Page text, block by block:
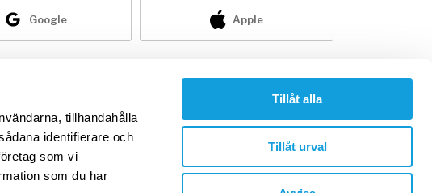
tillhandahålla
identifierare och
som vi
som du har
Tillåt alla
Tillåt urval
Google Apple
skapa konto